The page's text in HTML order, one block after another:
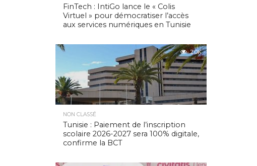
FinTech : IntiGo lance le « Colis
Virtuel » pour démocratiser l’accès
aux services numériques en Tunisie
2.0K
NON CLASSÉ
Tunisie : Paiement de l’inscription
scolaire 2026-2027 sera 100% digitale,
confirme la BCT